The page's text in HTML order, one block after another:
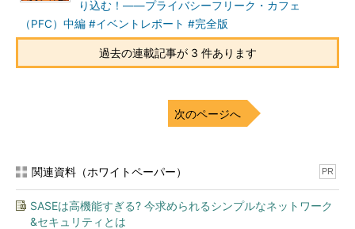
て、いわゆるcookie sync的なものが書かれています。B社がこの
IDにひも付いた個人情報を取り扱っている事実をA社が知りなが
ら、そのIDと共に個人に関する情報を提供する場合の図です。
2019年3月の読売新聞（2019年3月20日朝刊解説面）に出ていま
ると思われます。
り込む！――プライバシーフリーク・カフェ
（PFC）中編 #イベントレポート #完全版
過去の連載記事が 3 件あります
次のページへ
関連資料（ホワイトペーパー） PR
SASEは高機能すぎる? 今求められるシンプルなネットワーク
&セキュリティとは